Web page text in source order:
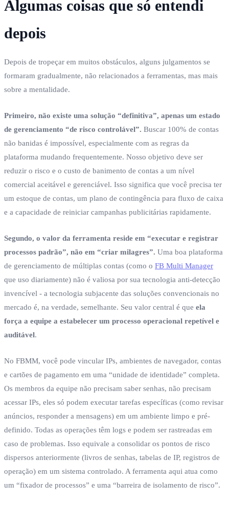
Algumas coisas que só entendi
depois
Depois de tropeçar em muitos obstáculos, alguns julgamentos se
formaram gradualmente, não relacionados a ferramentas, mas mais
sobre a mentalidade.
Primeiro, não existe uma solução “definitiva”, apenas um estado
de gerenciamento “de risco controlável”. Buscar 100% de contas
não banidas é impossível, especialmente com as regras da
plataforma mudando frequentemente. Nosso objetivo deve ser
reduzir o risco e o custo de banimento de contas a um nível
comercial aceitável e gerenciável. Isso significa que você precisa ter
um estoque de contas, um plano de contingência para fluxo de caixa
e a capacidade de reiniciar campanhas publicitárias rapidamente.
Segundo, o valor da ferramenta reside em “executar e registrar
processos padrão”, não em “criar milagres”. Uma boa plataforma
de gerenciamento de múltiplas contas (como o FB Multi Manager
que uso diariamente) não é valiosa por sua tecnologia anti-detecção
invencível - a tecnologia subjacente das soluções convencionais no
mercado é, na verdade, semelhante. Seu valor central é que ela
força a equipe a estabelecer um processo operacional repetível e
auditável.
No FBMM, você pode vincular IPs, ambientes de navegador, contas
e cartões de pagamento em uma “unidade de identidade” completa.
Os membros da equipe não precisam saber senhas, não precisam
acessar IPs, eles só podem executar tarefas específicas (como revisar
anúncios, responder a mensagens) em um ambiente limpo e pré-
definido. Todas as operações têm logs e podem ser rastreadas em
caso de problemas. Isso equivale a consolidar os pontos de risco
dispersos anteriormente (livros de senhas, tabelas de IP, registros de
operação) em um sistema controlado. A ferramenta aqui atua como
um “fixador de processos” e uma “barreira de isolamento de risco”.